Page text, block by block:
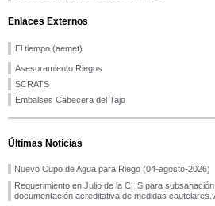
Enlaces Externos
El tiempo (aemet)
Asesoramiento Riegos
SCRATS
Embalses Cabecera del Tajo
Últimas Noticias
Nuevo Cupo de Agua para Riego (04-agosto-2026)
Requerimiento en Julio de la CHS para
documentación acreditativa de medidas cautelares.